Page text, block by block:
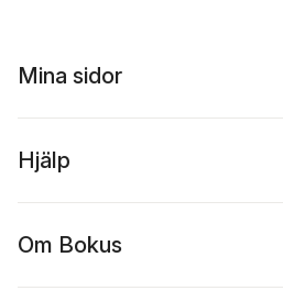
Mina sidor
Hjälp
Om Bokus